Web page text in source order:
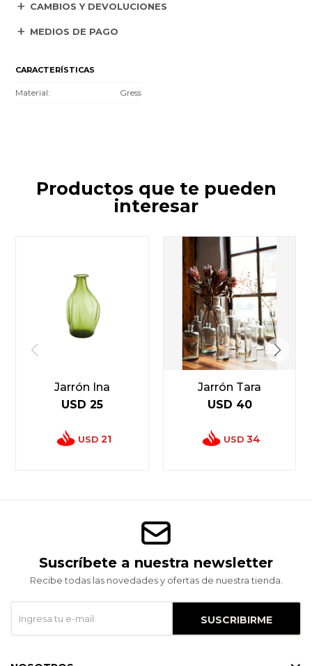
CAMBIOS Y DEVOLUCIONES
MEDIOS DE PAGO
CARACTERÍSTICAS
Material Gress
Productos que te pueden
interesar
Jarrón Ina
USD 25
USD 21
Jarrón Tara
USD 40
USD 34
Suscríbete a nuestra newsletter
Recibe todas las novedades y ofertas de nuestra tienda.
SUSCRIBIRME